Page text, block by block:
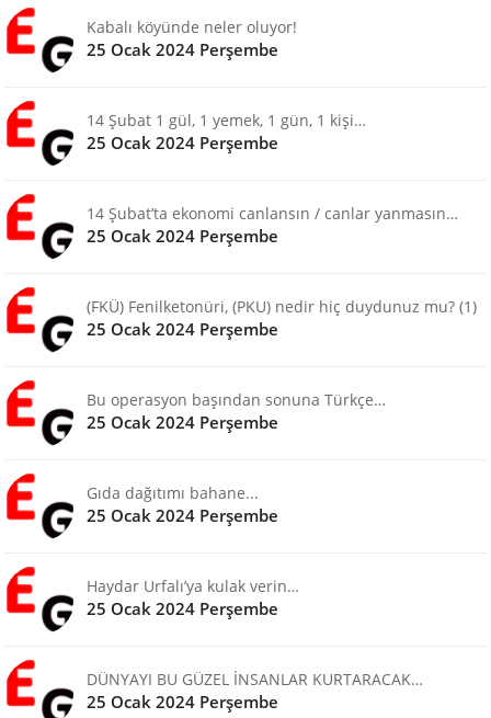
Kabalı köyünde neler oluyor!
25 Ocak 2024 Perşembe
14 Şubat 1 gül, 1 yemek, 1 gün, 1 kişi…
25 Ocak 2024 Perşembe
14 Şubat’ta ekonomi canlansın / canlar yanmasın…
25 Ocak 2024 Perşembe
(FKÜ) Fenilketonüri, (PKU) nedir hiç duydunuz mu? (1)
25 Ocak 2024 Perşembe
Bu operasyon başından sonuna Türkçe…
25 Ocak 2024 Perşembe
Gıda dağıtımı bahane...
25 Ocak 2024 Perşembe
Haydar Urfalı’ya kulak verin…
25 Ocak 2024 Perşembe
DÜNYAYI BU GÜZEL İNSANLAR KURTARACAK…
25 Ocak 2024 Perşembe